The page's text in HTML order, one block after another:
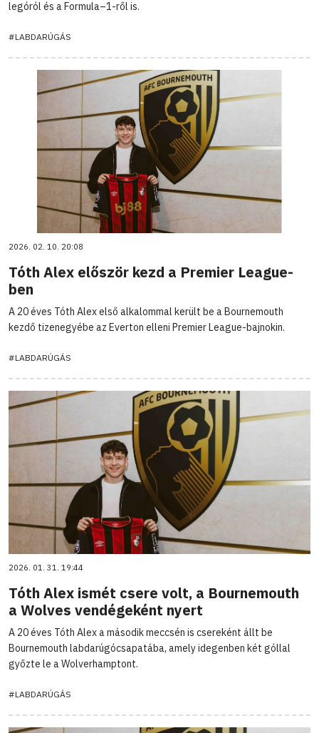
legóról és a Formula–1-ről is.
#LABDARÚGÁS
2026. 02. 10. 20:08
Tóth Alex először kezd a Premier League-
ben
A 20 éves Tóth Alex első alkalommal került be a Bournemouth
kezdő tizenegyébe az Everton elleni Premier League-bajnokin.
#LABDARÚGÁS
2026. 01. 31. 19:44
Tóth Alex ismét csere volt, a Bournemouth
a Wolves vendégeként nyert
A 20 éves Tóth Alex a második meccsén is csereként állt be
Bournemouth labdarúgócsapatába, amely idegenben két góllal
győzte le a Wolverhamptont.
#LABDARÚGÁS